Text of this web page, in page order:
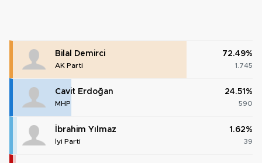
Bilal Demirci
AK Parti
72.49%
1.745
Cavit Erdoğan
MHP
24.51%
590
İbrahim Yılmaz
İyi Parti
1.62%
39